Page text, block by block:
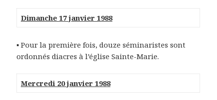
Dimanche 17 janvier 1988
▪ Pour la première fois, douze séminaristes sont
ordonnés diacres à l’église Sainte-Marie.
Mercredi 20 janvier 1988